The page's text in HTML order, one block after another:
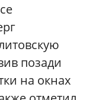
позади
на окнах